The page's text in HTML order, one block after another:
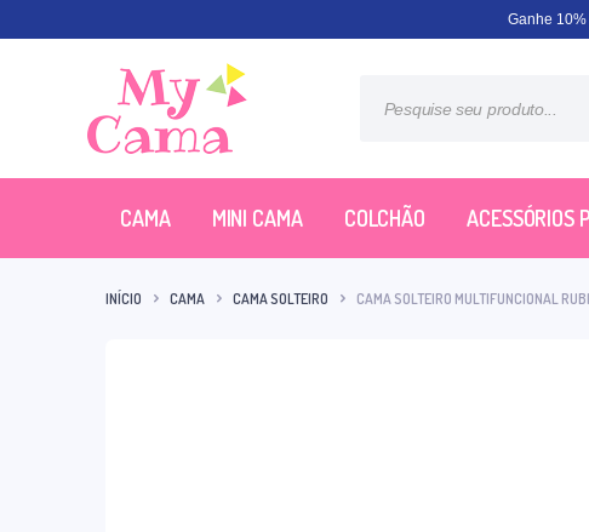
Ganhe
CAMA MINI CAMA COLCHÃO ACESSÓRIOS
INÍCIO CAMA CAMA SOLTEIRO CAMA SOLTEIRO MULTIFUNCIONAL